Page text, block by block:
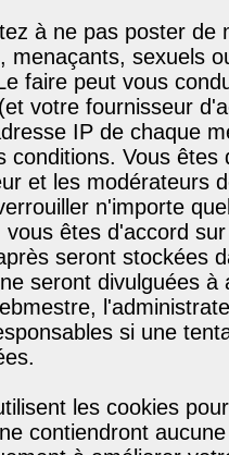
à ne pas poster de
menaçants, sexuels
faire peut vous
votre fournisseur
IP de chaque
conditions. Vous
et les modérateurs
n'importe
vous êtes d'accord
seront stockées
seront divulguées
si une
les cookies
contiendront